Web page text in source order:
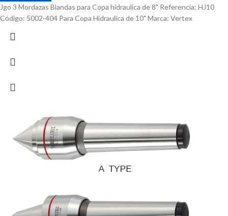
Jgo 3 Mordazas Blandas para Copa hidraulica de 8" Referencia: HJ10
Código: 5002-404 Para Copa Hidraulica de 10" Marca: Vertex